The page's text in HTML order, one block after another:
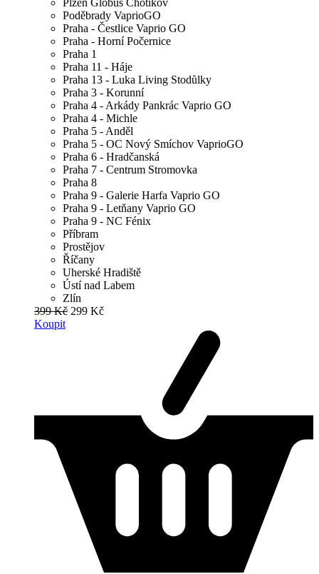
Plzeň Globus Chotíkov
Poděbrady VaprioGO
Praha - Čestlice Vaprio GO
Praha - Horní Počernice
Praha 1
Praha 11 - Háje
Praha 13 - Luka Living Stodůlky
Praha 3 - Korunní
Praha 4 - Arkády Pankrác Vaprio GO
Praha 4 - Michle
Praha 5 - Anděl
Praha 5 - OC Nový Smíchov VaprioGO
Praha 6 - Hradčanská
Praha 7 - Centrum Stromovka
Praha 8
Praha 9 - Galerie Harfa Vaprio GO
Praha 9 - Letňany Vaprio GO
Praha 9 - NC Fénix
Příbram
Prostějov
Říčany
Uherské Hradiště
Ústí nad Labem
Zlín
399 Kč 299 Kč
Koupit